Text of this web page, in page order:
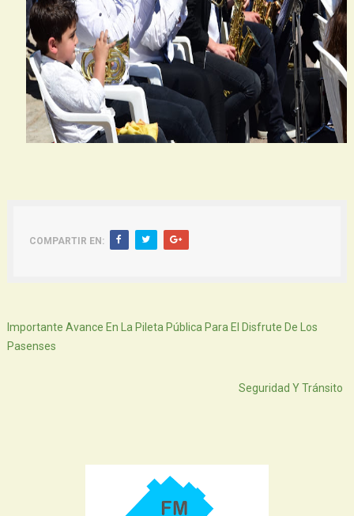
COMPARTIR EN:
Importante Avance En La Pileta Pública Para El Disfrute De Los
Pasenses
Seguridad Y Tránsito